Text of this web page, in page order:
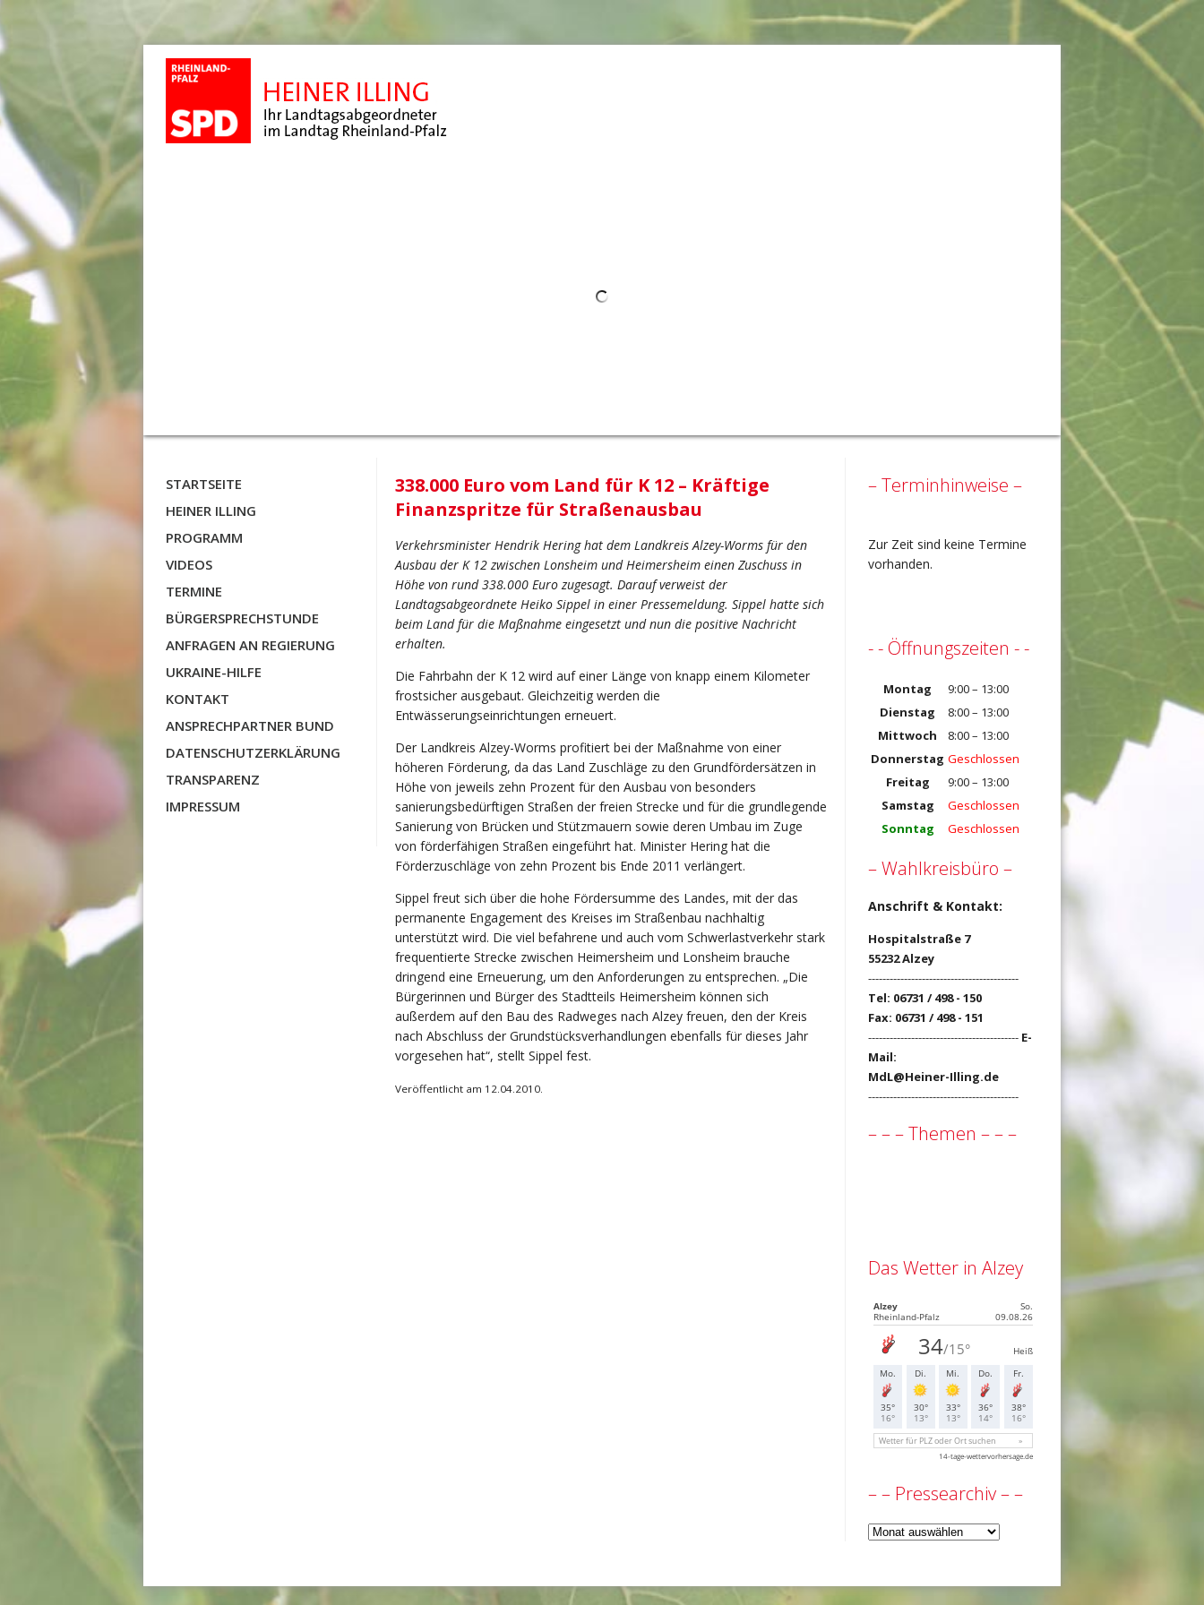
STARTSEITE
HEINER ILLING
PROGRAMM
VIDEOS
TERMINE
BÜRGERSPRECHSTUNDE
ANFRAGEN AN REGIERUNG
UKRAINE-HILFE
KONTAKT
ANSPRECHPARTNER BUND
DATENSCHUTZERKLÄRUNG
TRANSPARENZ
IMPRESSUM
338.000 Euro vom Land für K 12 – Kräftige
Finanzspritze für Straßenausbau
Verkehrsminister Hendrik Hering hat dem Landkreis Alzey-Worms für den
Ausbau der K 12 zwischen Lonsheim und Heimersheim einen Zuschuss in
Höhe von rund 338.000 Euro zugesagt. Darauf verweist der
Landtagsabgeordnete Heiko Sippel in einer Pressemeldung. Sippel hatte sich
beim Land für die Maßnahme eingesetzt und nun die positive Nachricht
erhalten.
Die Fahrbahn der K 12 wird auf einer Länge von knapp einem Kilometer
frostsicher ausgebaut. Gleichzeitig werden die
Entwässerungseinrichtungen erneuert.
Der Landkreis Alzey-Worms profitiert bei der Maßnahme von einer
höheren Förderung, da das Land Zuschläge zu den Grundfördersätzen in
Höhe von jeweils zehn Prozent für den Ausbau von besonders
sanierungsbedürftigen Straßen der freien Strecke und für die grundlegende
Sanierung von Brücken und Stützmauern sowie deren Umbau im Zuge
von förderfähigen Straßen eingeführt hat. Minister Hering hat die
Förderzuschläge von zehn Prozent bis Ende 2011 verlängert.
Sippel freut sich über die hohe Fördersumme des Landes, mit der das
permanente Engagement des Kreises im Straßenbau nachhaltig
unterstützt wird. Die viel befahrene und auch vom Schwerlastverkehr stark
frequentierte Strecke zwischen Heimersheim und Lonsheim brauche
dringend eine Erneuerung, um den Anforderungen zu entsprechen. „Die
Bürgerinnen und Bürger des Stadtteils Heimersheim können sich
außerdem auf den Bau des Radweges nach Alzey freuen, den der Kreis
nach Abschluss der Grundstücksverhandlungen ebenfalls für dieses Jahr
vorgesehen hat“, stellt Sippel fest.
Veröffentlicht am 12.04.2010.
– Terminhinweise –
Zur Zeit sind keine Termine
vorhanden.
- - Öffnungszeiten - -
Montag
9:00 – 13:00
Dienstag
8:00 – 13:00
Mittwoch
8:00 – 13:00
Donnerstag Geschlossen
Freitag
9:00 – 13:00
Samstag
Geschlossen
Sonntag
Geschlossen
– Wahlkreisbüro –
Anschrift & Kontakt:
Hospitalstraße 7
55232 Alzey
------------------------------------------
Tel: 06731 / 498 - 150
Fax: 06731 / 498 - 151
------------------------------------------ E-
Mail:
MdL@Heiner-Illing.de
------------------------------------------
– – – Themen – – –
Das Wetter in Alzey
– – Pressearchiv – –
–